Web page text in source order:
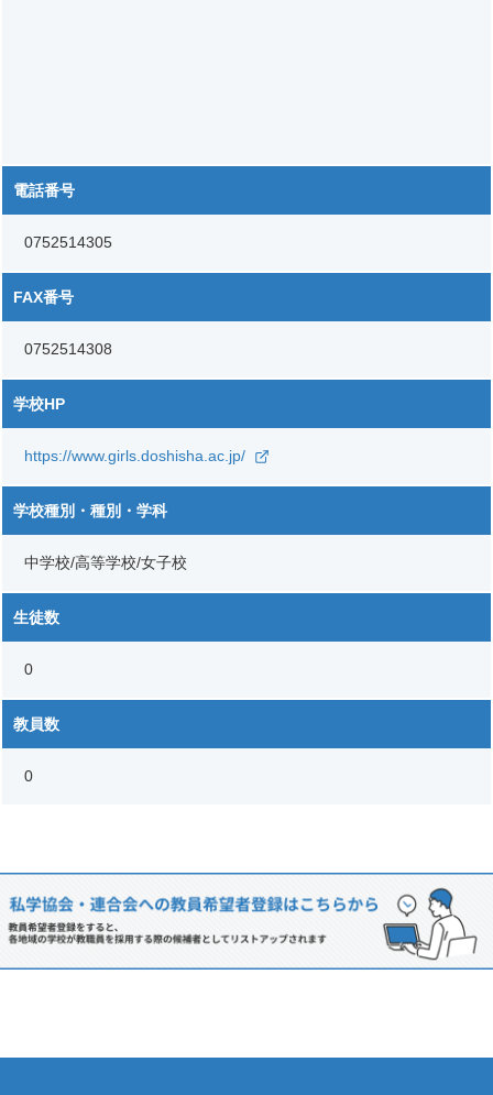
電話番号
0752514305
FAX番号
0752514308
学校HP
https://www.girls.doshisha.ac.jp/
学校種別・種別・学科
中学校/高等学校/女子校
生徒数
0
教員数
0